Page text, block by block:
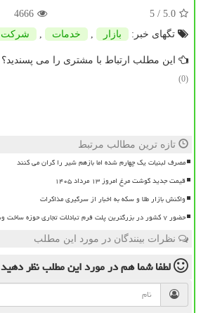
5.0
/ 5
4666
تگهای خبر:
بازار , خدمات , شركت
این مطلب ارتباط با مشتری را می پسندید؟
(0)
تازه ترین مطالب مرتبط
مصرف لبنیات یک چهارم شده اما بازهم شیر را گران می کنند
قیمت جدید گوشت مرغ امروز ۱۳ مرداد ۱۴۰۵
واکنش بازار طلا و سکه به اخبار از سرگیری مذاکرات
حضور ۷ کشور در بزرگترین پلت فرم تبادلات تجاری حوزه ساخت وساز
نظرات بینندگان در مورد این مطلب
لطفا شما همدر مورد این مطلبنظر دهید